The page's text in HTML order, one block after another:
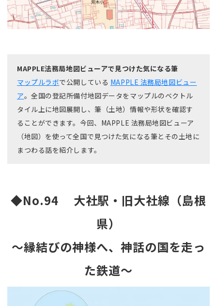
MAPPLE法務局地図ビューアで見つけた気になる筆
マップルラボで公開している MAPPLE 法務局地図ビュー
ア。全国の登記所備付地図データをマップルのベクトル
タイル上に地図展開し、筆（土地）情報や形状を確認す
ることができます。今回、MAPPLE 法務局地図ビューア
（地図）を使って全国で見つけた気になる筆とその土地に
まつわる話を紹介します。
◆No.94 大社駅・旧大社線（島根
県）
～縁結びの神様へ、神話の国を走っ
た鉄道～